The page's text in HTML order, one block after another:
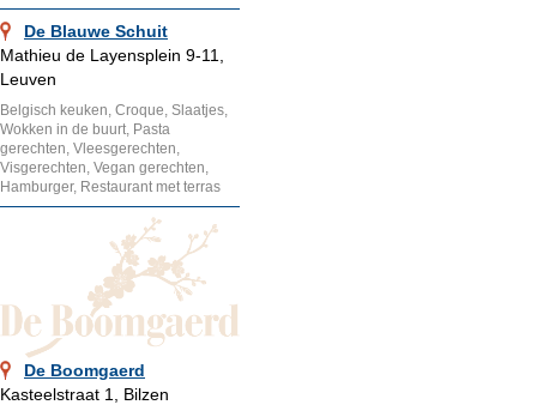
De Blauwe Schuit
Mathieu de Layensplein 9-11,
Leuven
Belgisch keuken, Croque, Slaatjes,
Wokken in de buurt, Pasta
gerechten, Vleesgerechten,
Visgerechten, Vegan gerechten,
Hamburger, Restaurant met terras
De Boomgaerd
Kasteelstraat 1, Bilzen